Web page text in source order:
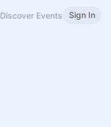
Discover Events Sign In